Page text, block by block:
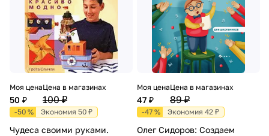
Моя цена
50 ₽
Цена в магазинах
100 ₽
-50 % Экономия 50 ₽
Чудеса своими руками.
Моя цена
47 ₽
Цена в магазинах
89 ₽
-47 % Экономия 42 ₽
Олег Сидоров: Создаем